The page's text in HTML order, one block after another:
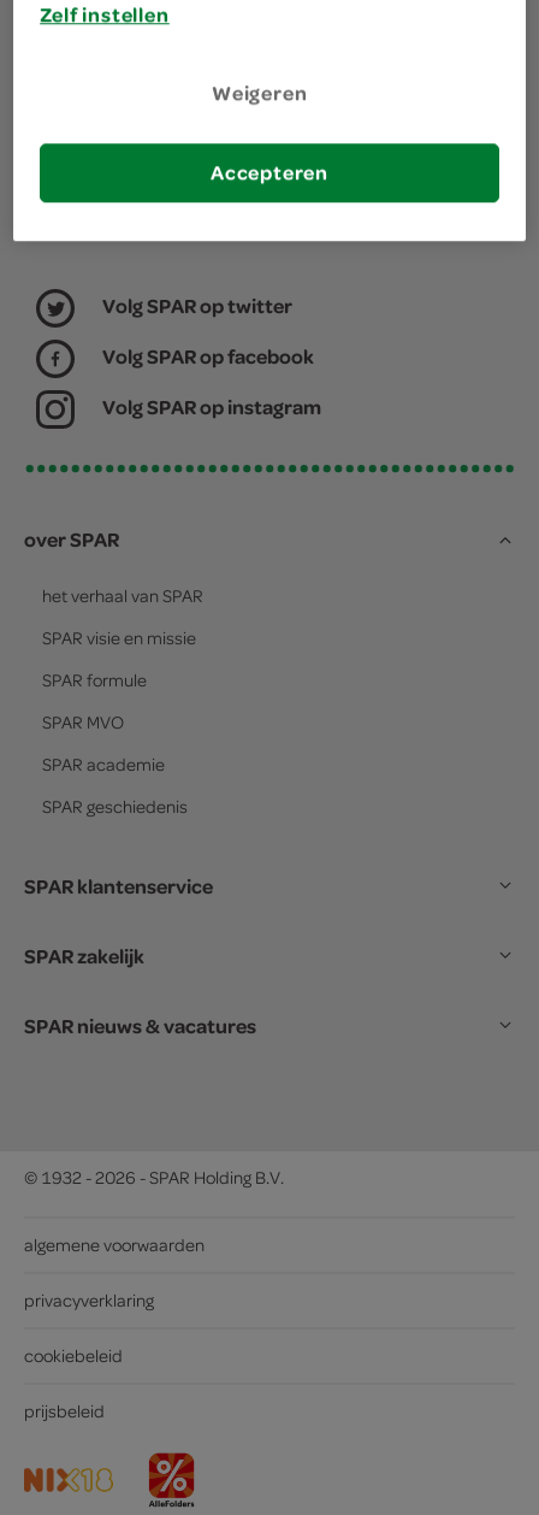
Volg SPAR op twitter
Volg SPAR op facebook
Volg SPAR op instagram
over SPAR
het verhaal van SPAR
SPAR visie en missie
SPAR formule
SPAR MVO
SPAR academie
SPAR geschiedenis
SPAR klantenservice
SPAR zakelijk
SPAR nieuws & vacatures
© 1932 - 2026 - SPAR Holding B.V.
algemene voorwaarden
privacyverklaring
cookiebeleid
prijsbeleid
Zelf instellen
Weigeren
Accepteren